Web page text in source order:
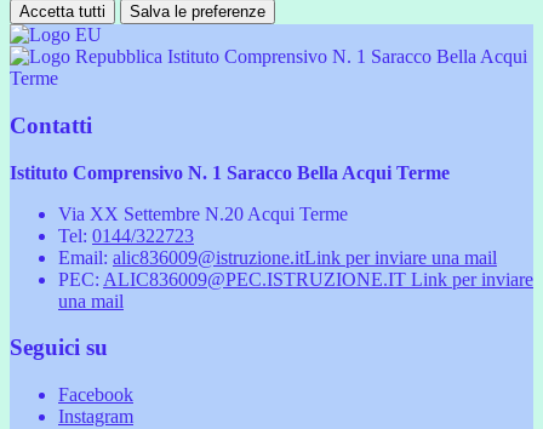
Accetta tutti Salva le preferenze
Istituto Comprensivo N. 1 Saracco Bella Acqui
Terme
Contatti
Istituto Comprensivo N. 1 Saracco Bella Acqui Terme
Via XX Settembre N.20 Acqui Terme
Tel: 0144/322723
Email: alic836009@istruzione.itLink per inviare una mail
PEC: ALIC836009@PEC.ISTRUZIONE.IT Link per inviare
una mail
Seguici su
Facebook
Instagram